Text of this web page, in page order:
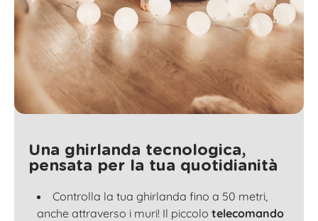
Una ghirlanda tecnologica,
pensata per la tua quotidianità
Controlla la tua ghirlanda fino a 50 metri,
anche attraverso i muri! Il piccolo telecomando